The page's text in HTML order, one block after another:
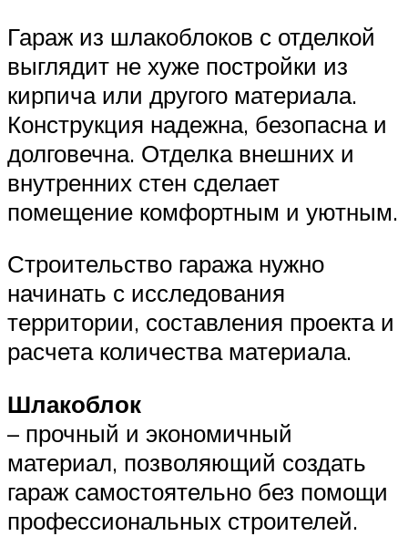
Гараж из шлакоблоков с отделкой
выглядит не хуже постройки из
кирпича или другого материала.
Конструкция надежна, безопасна и
долговечна. Отделка внешних и
внутренних стен сделает
помещение комфортным и уютным.
Строительство гаража нужно
начинать с исследования
территории, составления проекта и
расчета количества материала.
Шлакоблок
– прочный и экономичный
материал, позволяющий создать
гараж самостоятельно без помощи
профессиональных строителей.